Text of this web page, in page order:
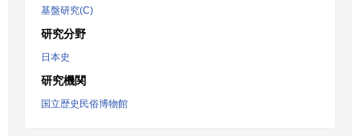
基盤研究(C)
研究分野
日本史
研究機関
国立歴史民俗博物館